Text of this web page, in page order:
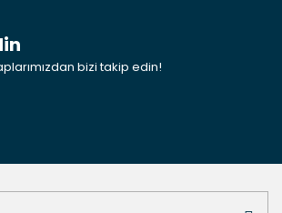
bizi takip edin!